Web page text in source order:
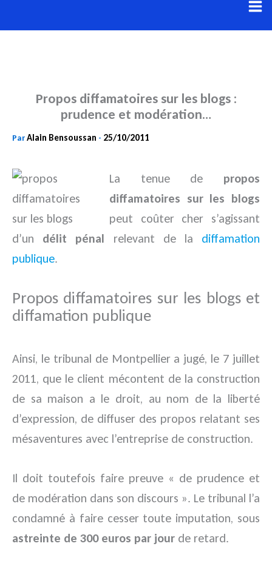
au
Propos diffamatoires sur les blogs :
prudence et modération…
ParAlain Bensoussan - 25/10/2011
La tenue de propos
diffamatoires sur les blogs
peut coûter cher s’agissant
d’un délit pénal relevant de la diffamation
publique.
Propos diffamatoires sur les blogs et
diffamation publique
Ainsi, le tribunal de Montpellier a jugé, le 7 juillet
2011, que le client mécontent de la construction
de sa maison a le droit, au nom de la liberté
d’expression, de diffuser des propos relatant ses
mésaventures avec l’entreprise de construction.
Il doit toutefois faire preuve « de prudence et
de modération dans son discours ». Le tribunal l’a
condamné à faire cesser toute imputation, sous
astreinte de 300 euros par jour de retard.